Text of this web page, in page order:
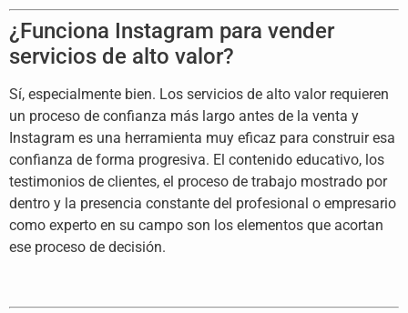
¿Funciona Instagram para vender
servicios de alto valor?
Sí, especialmente bien. Los servicios de alto valor requieren
un proceso de confianza más largo antes de la venta y
Instagram es una herramienta muy eficaz para construir esa
confianza de forma progresiva. El contenido educativo, los
testimonios de clientes, el proceso de trabajo mostrado por
dentro y la presencia constante del profesional o empresario
como experto en su campo son los elementos que acortan
ese proceso de decisión.